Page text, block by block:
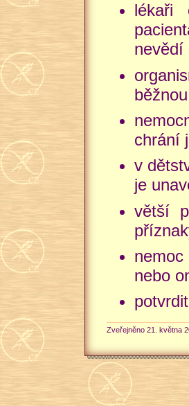
lékaři
nevědí
chrání
v
je
větší
nebo
Zveřejněno 21. května